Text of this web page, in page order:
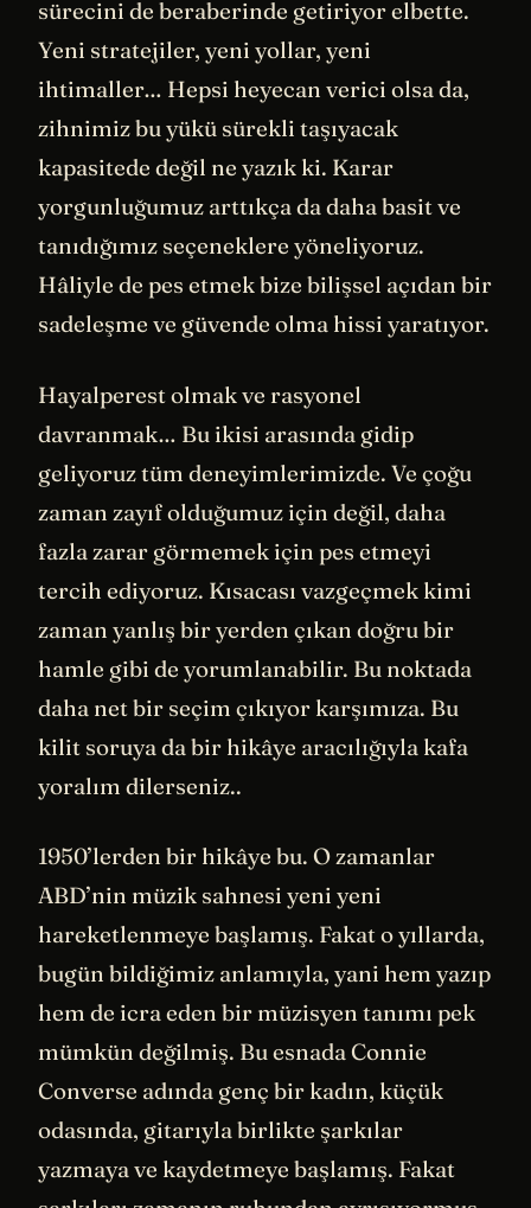
sürecini de beraberinde getiriyor elbette.
Yeni stratejiler, yeni yollar, yeni
ihtimaller… Hepsi heyecan verici olsa da,
zihnimiz bu yükü sürekli taşıyacak
kapasitede değil ne yazık ki. Karar
yorgunluğumuz arttıkça da daha basit ve
tanıdığımız seçeneklere yöneliyoruz.
Hâliyle de pes etmek bize bilişsel açıdan bir
sadeleşme ve güvende olma hissi yaratıyor.
Hayalperest olmak ve rasyonel
davranmak… Bu ikisi arasında gidip
geliyoruz tüm deneyimlerimizde. Ve çoğu
zaman zayıf olduğumuz için değil, daha
fazla zarar görmemek için pes etmeyi
tercih ediyoruz. Kısacası vazgeçmek kimi
zaman yanlış bir yerden çıkan doğru bir
hamle gibi de yorumlanabilir. Bu noktada
daha net bir seçim çıkıyor karşımıza. Bu
kilit soruya da bir hikâye aracılığıyla kafa
yoralım dilerseniz..
1950’lerden bir hikâye bu. O zamanlar
ABD’nin müzik sahnesi yeni yeni
hareketlenmeye başlamış. Fakat o yıllarda,
bugün bildiğimiz anlamıyla, yani hem yazıp
hem de icra eden bir müzisyen tanımı pek
mümkün değilmiş. Bu esnada Connie
Converse adında genç bir kadın, küçük
odasında, gitarıyla birlikte şarkılar
yazmaya ve kaydetmeye başlamış. Fakat